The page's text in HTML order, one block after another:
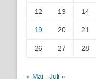
12 13 14
19 20 21
26 27 28
« Mai Juli »